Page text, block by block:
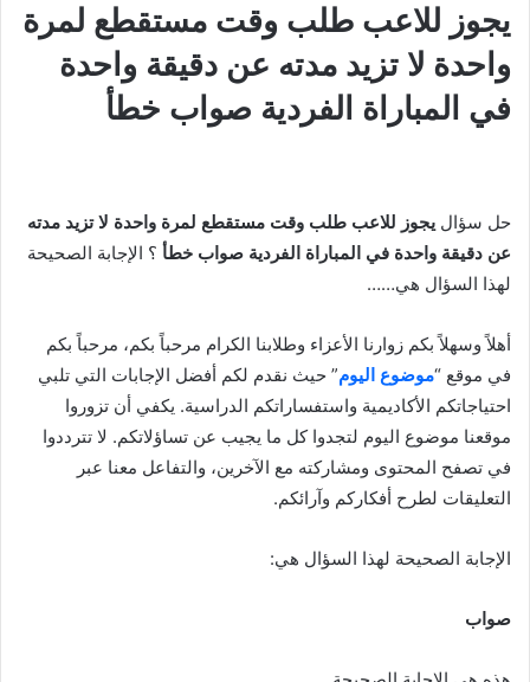
يجوز للاعب طلب وقت مستقطع لمرة
واحدة لا تزيد مدته عن دقيقة واحدة
في المباراة الفردية صواب خطأ
حل سؤال يجوز للاعب طلب وقت مستقطع لمرة واحدة لا تزيد مدته
عن دقيقة واحدة في المباراة الفردية صواب خطأ ؟ الإجابة الصحيحة
لهذا السؤال هي……
أهلاً وسهلاً بكم زوارنا الأعزاء وطلابنا الكرام مرحباً بكم، مرحباً بكم
في موقع “موضوع اليوم” حيث نقدم لكم أفضل الإجابات التي تلبي
احتياجاتكم الأكاديمية واستفساراتكم الدراسية. يكفي أن تزوروا
موقعنا موضوع اليوم لتجدوا كل ما يجيب عن تساؤلاتكم. لا تترددوا
في تصفح المحتوى ومشاركته مع الآخرين، والتفاعل معنا عبر
التعليقات لطرح أفكاركم وآرائكم.
الإجابة الصحيحة لهذا السؤال هي:
صواب